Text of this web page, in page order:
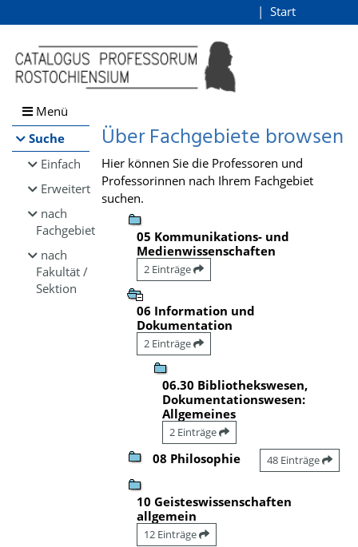
Browsen
direkt zum Inhalt
Start
Menü
Suche
Einfach
Erweitert
nach
Fachgebiet
nach
Fakultät /
Sektion
Über Fachgebiete browsen
Hier können Sie die Professoren und
Professorinnen nach Ihrem Fachgebiet
suchen.
05 Kommunikations- und
Medienwissenschaften
2 Einträge
06 Information und
Dokumentation
2 Einträge
06.30 Bibliothekswesen,
Dokumentationswesen:
Allgemeines
2 Einträge
08 Philosophie 48 Einträge
10 Geisteswissenschaften
allgemein
12 Einträge